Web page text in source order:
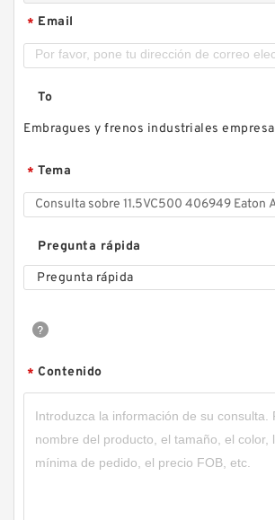
* Email
To
Embragues y frenos industriales empresa
* Tema
Pregunta rápida
Pregunta rápida
* Contenido